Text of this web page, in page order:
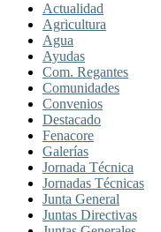
Actualidad
Agricultura
Agua
Ayudas
Com. Regantes
Comunidades
Convenios
Destacado
Fenacore
Galerías
Jornada Técnica
Jornadas Técnicas
Junta General
Juntas Directivas